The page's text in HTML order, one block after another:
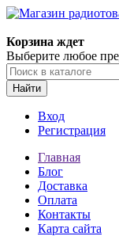
Корзина ждет
Выберите любое
Найти
Вход
Регистрация
Главная
Блог
Доставка
Оплата
Контакты
Карта сайта